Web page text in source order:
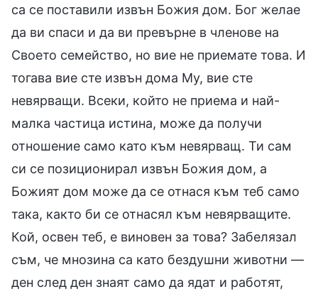
са се поставили извън Божия дом. Бог желае
да ви спаси и да ви превърне в членове на
Своето семейство, но вие не приемате това. И
тогава вие сте извън дома Му, вие сте
невярващи. Всеки, който не приема и най-
малка частица истина, може да получи
отношение само като към невярващ. Ти сам
си се позиционирал извън Божия дом, а
Божият дом може да се отнася към теб само
така, както би се отнасял към невярващите.
Кой, освен теб, е виновен за това? Забелязал
съм, че мнозина са като бездушни животни —
ден след ден знаят само да ядат и работят,